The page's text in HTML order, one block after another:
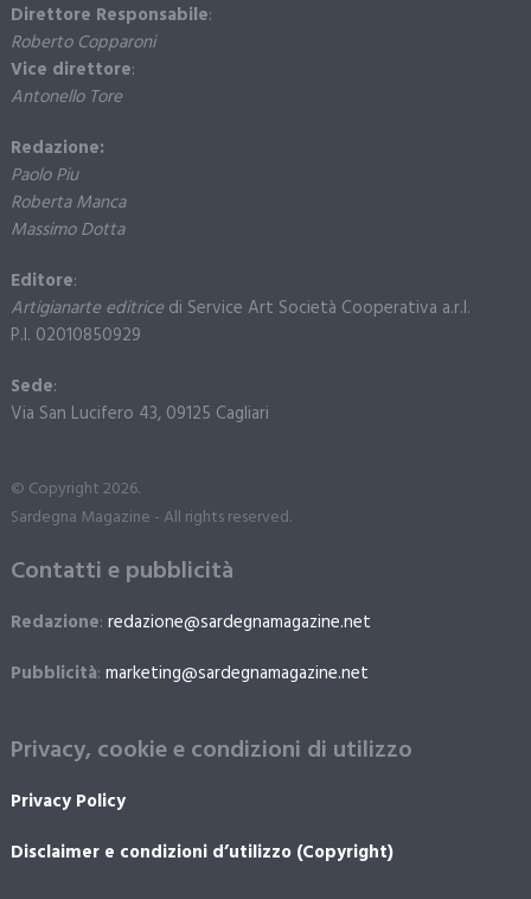
Direttore Responsabile:
Roberto Copparoni
Vice direttore:
Antonello Tore
Redazione:
Paolo Piu
Roberta Manca
Massimo Dotta
Editore:
Artigianarte editricedi Service Art Società Cooperativa a.r.l.
P.I. 02010850929
Sede:
Via San Lucifero 43, 09125 Cagliari
© Copyright 2026.
Sardegna Magazine - All rights reserved.
Contatti e pubblicità
Redazione: redazione@sardegnamagazine.net
Pubblicità: marketing@sardegnamagazine.net
Privacy, cookie e condizioni di utilizzo
Privacy Policy
Disclaimer e condizioni d’utilizzo (Copyright)